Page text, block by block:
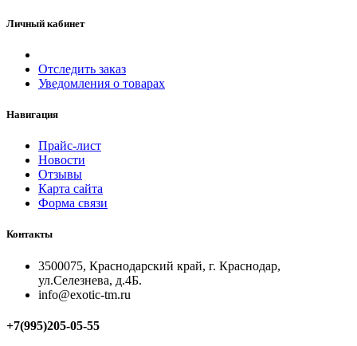
Личный кабинет
Отследить заказ
Уведомления о товарах
Навигация
Прайс-лист
Новости
Отзывы
Карта сайта
Форма связи
Контакты
3500075, Краснодарский край, г. Краснодар,
ул.Селезнева, д.4Б.
info@exotic-tm.ru
+7(995)205-05-55